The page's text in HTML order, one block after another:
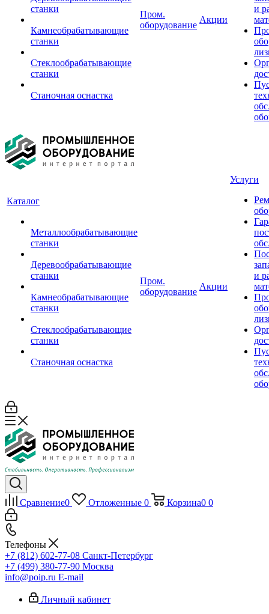
станки
Камнеобрабатывающие
станки
Стеклообрабатывающие
станки
Станочная оснастка
Пром.
оборудование
Акции
и
Каталог
Металлообрабатывающие
станки
Деревообрабатывающие
станки
Камнеобрабатывающие
станки
Стеклообрабатывающие
станки
Станочная оснастка
Пром.
оборудование
Акции
Услуги
и
Сравнение0 Отложенные 0 Корзина0 0
Телефоны
+7 (812) 602-77-08 Санкт-Петербург
+7 (499) 380-77-90 Москва
info@poip.ru E-mail
Личный кабинет